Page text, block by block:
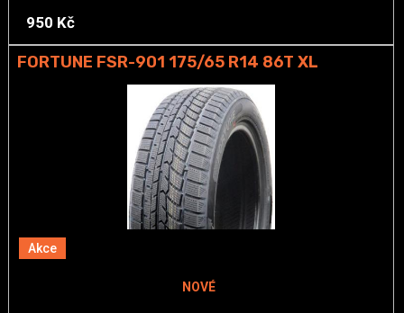
950 Kč
Akce
FORTUNE FSR-901 175/65 R14 86T XL
NOVÉ